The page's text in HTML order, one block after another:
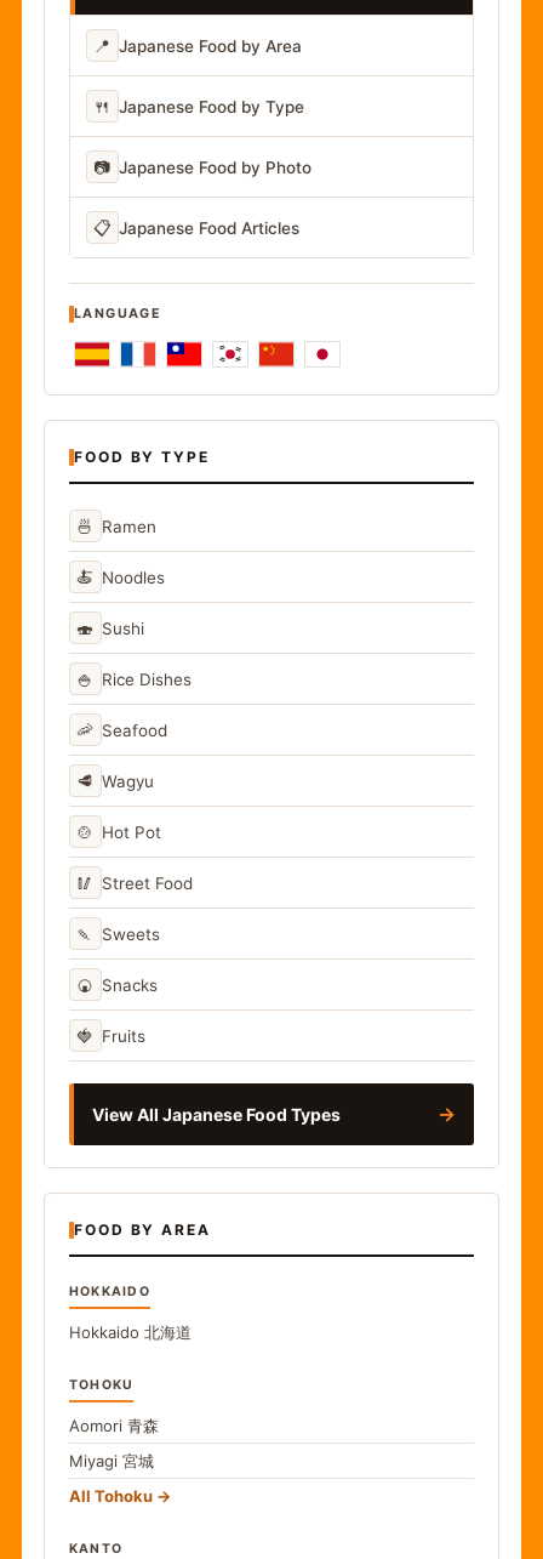
📍 Japanese Food by Area
🍴 Japanese Food by Type
📷 Japanese Food by Photo
📋 Japanese Food Articles
LANGUAGE
FOOD BY TYPE
🍜 Ramen
🍝 Noodles
🍣 Sushi
🍚 Rice Dishes
🦐 Seafood
🥩 Wagyu
🍲 Hot Pot
🥢 Street Food
🍡 Sweets
🍘 Snacks
🍓 Fruits
View All Japanese Food Types →
FOOD BY AREA
HOKKAIDO
Hokkaido 北海道
TOHOKU
Aomori 青森
Miyagi 宮城
All Tohoku
KANTO